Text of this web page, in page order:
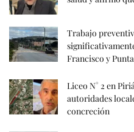
Trabajo
Francisco y
Liceo N° 2 en
autoridades
concreción